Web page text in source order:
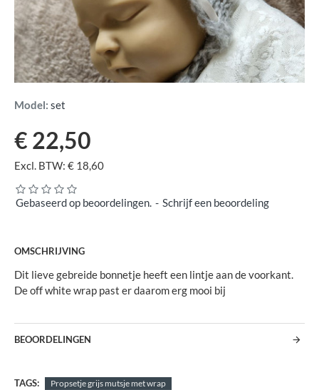
Model: set
Gebaseerd op beoordelingen. - Schrijf een beoordeling
€ 22,50
Excl. BTW: € 18,60
OMSCHRIJVING
Dit lieve gebreide bonnetje heeft een lintje aan de voorkant.
De off white wrap past er daarom erg mooi bij
BEOORDELINGEN
TAGS: Propsetje grijs mutsje met wrap